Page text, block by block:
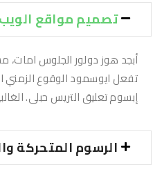
تصميم مواقع
أبجد هوز دولور الجلوس امات،
تفعل ايوسمود الوقوع الزمني
إبسوم تعليق التريس حبلى.
الرسوم المتحركة